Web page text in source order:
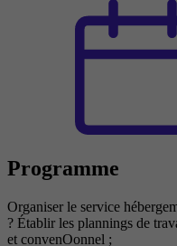
Programme
Organiser le service
? Établir les plannings de
et convenOonnel ;